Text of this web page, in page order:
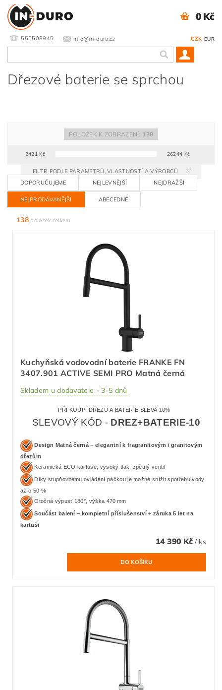
555508945 info@in-duro.cz CZK EUR
0 Kč
Dřezové baterie se sprchou
2421Kč 26244 Kč
POLOŽEK K ZOBRAZENÍ: 138
FILTR PODLE PARAMETRŮ, VLASTNOSTÍ A VÝROBCŮ
DOPORUČUJEME
NEJLEVNĚJŠÍ NEJDRAŽŠÍ
NEJPRODÁVANĚJŠÍ ABECEDNĚ
138položek celkem
Kuchyňská vodovodní baterie FRANKE FN
3407.901 ACTIVE SEMI PRO Matná černá
Skladem u dodavatele - 3-5 dnů
PŘI KOUPI DŘEZU A BATERIE SLEVA 10%
SLEVOVÝ KÓD - DREZ+BATERIE-10
Design Matná černá – elegantní k fragranitovým i granitovým
dřezům
Keramická ECO kartuše, vysoký tlak, zpětný ventil
Díky stupňovitému ovládání páčkou je možné snížit spotřebu vody
až o 50 %
Otočná výpusť 180°, výška 470 mm
Součást balení – kompletní příslušenství + záruka 5 let na
kartuši
14 390 Kč / ks